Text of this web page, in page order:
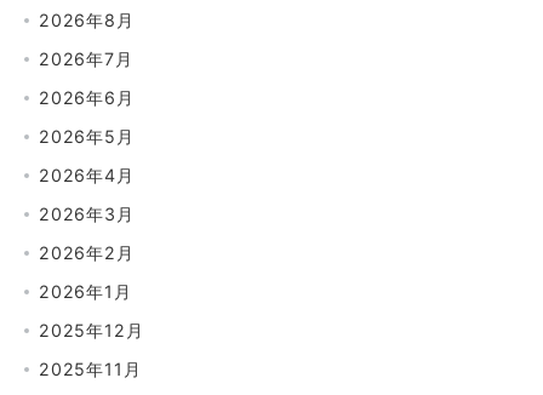
2026年8月
2026年7月
2026年6月
2026年5月
2026年4月
2026年3月
2026年2月
2026年1月
2025年12月
2025年11月